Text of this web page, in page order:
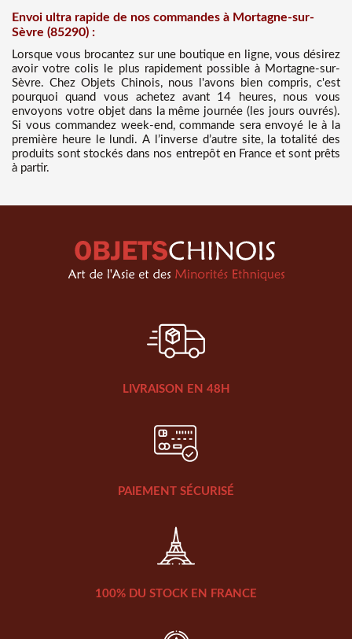
Envoi ultra rapide de nos commandes à Mortagne-sur-
Sèvre (85290) :
Lorsque vous brocantez sur une boutique en ligne, vous désirez
avoir votre colis le plus rapidement possible à Mortagne-sur-
Sèvre. Chez Objets Chinois, nous l'avons bien compris, c'est
pourquoi quand vous achetez avant 14 heures, nous vous
envoyons votre objet dans la même journée (les jours ouvrés).
Si vous commandez week-end, commande sera envoyé le à la
première heure le lundi. A l’inverse d’autre site, la totalité des
produits sont stockés dans nos entrepôt en France et sont prêts
à partir.
LIVRAISON EN 48H
PAIEMENT SÉCURISÉ
100% DU STOCK EN FRANCE